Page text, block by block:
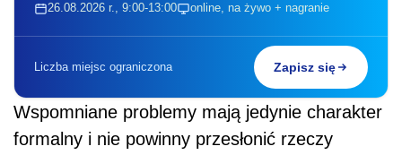
26.08.2026 r., 9:00-13:00 online, na żywo + nagranie
Liczba miejsc ograniczona Zapisz się
Wspomniane problemy mają jedynie charakter
formalny i nie powinny przesłonić rzeczy